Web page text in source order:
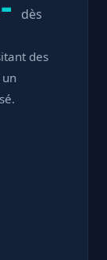
dès
des